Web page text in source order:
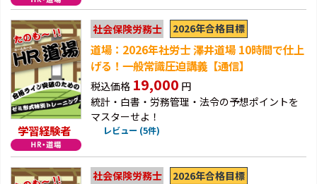
学習経験者
社会保険労務士 2026年合格目標
道場：2026年社労士 澤井道場 10時間で仕上
げる！一般常識圧迫講義【通信】
税込価格 19,000 円
統計・白書・労務管理・法令の予想ポイントを
マスターせよ！
レビュー (5件)
社会保険労務士 2026年合格目標